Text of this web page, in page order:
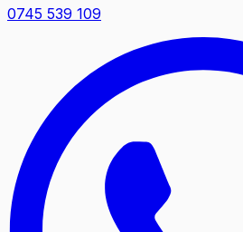
0745 539 109